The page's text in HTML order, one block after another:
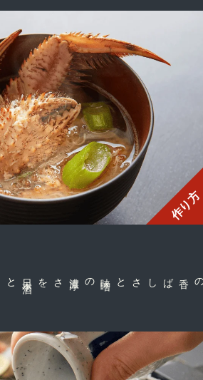
作り方
カニの香ばしさと
さを